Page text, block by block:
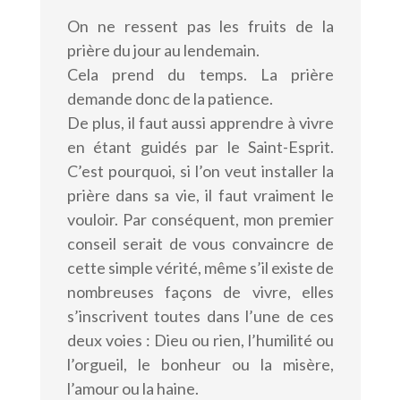
On ne ressent pas les fruits de la
prière du jour au lendemain.
Cela prend du temps. La prière
demande donc de la patience.
De plus, il faut aussi apprendre à vivre
en étant guidés par le Saint-Esprit.
C’est pourquoi, si l’on veut installer la
prière dans sa vie, il faut vraiment le
vouloir. Par conséquent, mon premier
conseil serait de vous convaincre de
cette simple vérité, même s’il existe de
nombreuses façons de vivre, elles
s’inscrivent toutes dans l’une de ces
deux voies : Dieu ou rien, l’humilité ou
l’orgueil, le bonheur ou la misère,
l’amour ou la haine.